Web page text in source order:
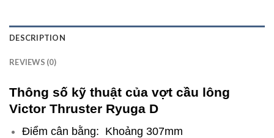
DESCRIPTION
REVIEWS (0)
Thông số kỹ thuật của vợt cầu lông
Victor Thruster Ryuga D
Điểm cân bằng: Khoảng 307mm